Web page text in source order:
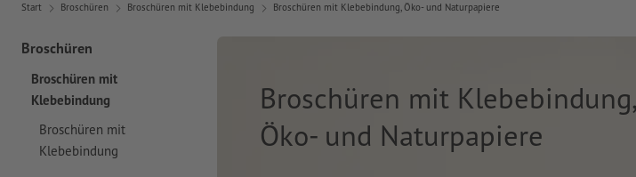
Start Broschüren Broschüren mit Klebebindung Broschüren mit Klebebindung, Öko- und Naturpapiere
Broschüren
Broschüren mit
Klebebindung
Broschüren mit
Klebebindung
Broschüren mit Klebebindung,
Öko- und Naturpapiere